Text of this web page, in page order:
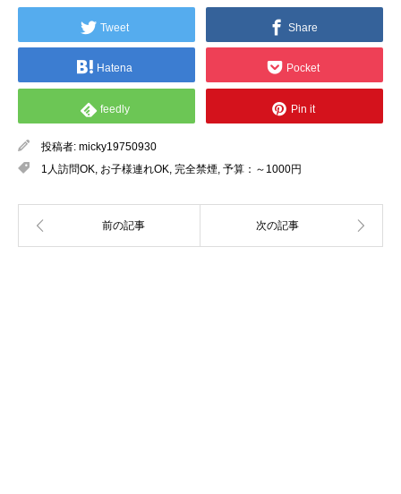
Tweet Share
Hatena Pocket
feedly Pin it
投稿者: micky19750930
1人訪問OK, お子様連れOK, 完全禁煙, 予算：～1000円